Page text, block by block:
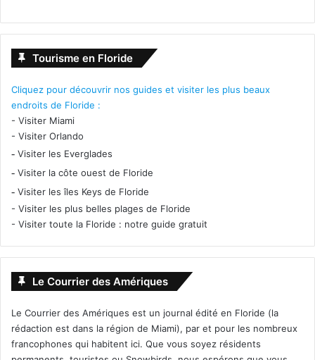
Tourisme en Floride
Cliquez pour découvrir nos guides et visiter les plus beaux
endroits de Floride :
- Visiter Miami
- Visiter Orlando
- Visiter les Everglades
- Visiter la côte ouest de Floride
- Visiter les îles Keys de Floride
- Visiter les plus belles plages de Floride
- Visiter toute la Floride : notre guide gratuit
Le Courrier des Amériques
Le Courrier des Amériques est un journal édité en Floride (la
rédaction est dans la région de Miami), par et pour les nombreux
francophones qui habitent ici. Que vous soyez résidents